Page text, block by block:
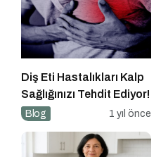
Diş Eti Hastalıkları Kalp
Sağlığınızı Tehdit Ediyor!
Blog 1 yıl önce